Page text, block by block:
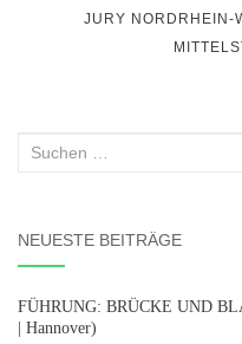
JURY NORDRHEIN-
Suchen
NEUESTE BEITRÄGE
FÜHRUNG: BRÜCKE UND
| Hannover)